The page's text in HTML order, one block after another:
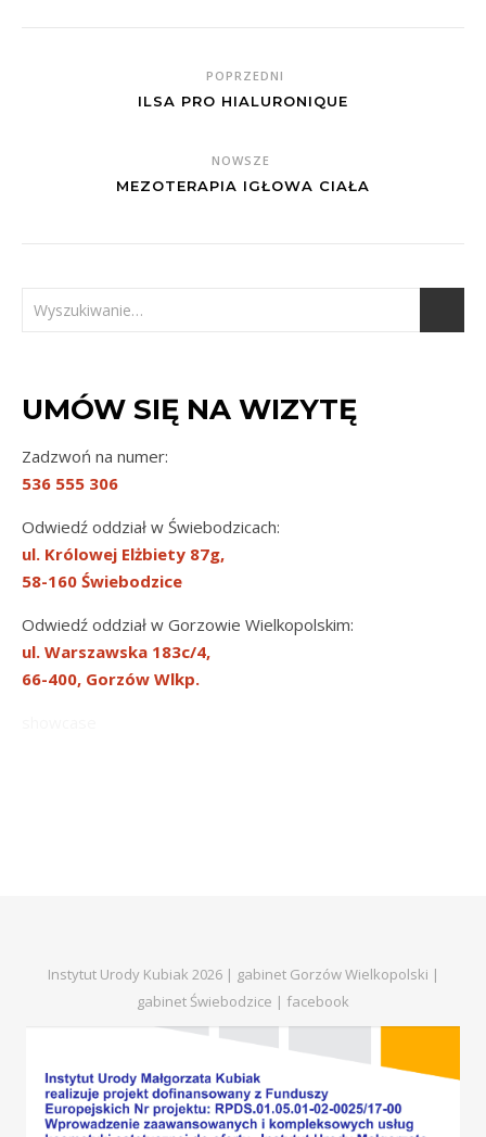
POPRZEDNI
ILSA PRO HIALURONIQUE
NOWSZE
MEZOTERAPIA IGŁOWA CIAŁA
UMÓW SIĘ NA WIZYTĘ
Zadzwoń na numer:
536 555 306
Odwiedź oddział w Świebodzicach:
ul. Królowej Elżbiety 87g,
58-160 Świebodzice
Odwiedź oddział w Gorzowie Wielkopolskim:
ul. Warszawska 183c/4,
66-400, Gorzów Wlkp.
Instytut Urody Kubiak 2026 | gabinet Gorzów Wielkopolski |
gabinet Świebodzice | facebook